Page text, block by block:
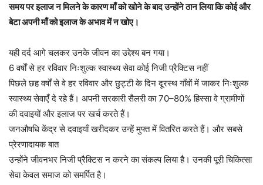
समय पर इलाज न मिलने के कारण माँ को खोने के बाद उन्होंने ठान लिया कि कोई और
बेटा अपनी माँ को इलाज के अभाव में न खोए।
यही दर्द आगे चलकर उनके जीवन का उद्देश्य बन गया।
6 वर्षों से हर रविवार निःशुल्क स्वास्थ्य सेवा कोई निजी प्रैक्टिस नहीं
पिछले छह वर्षों से वे हर रविवार और छुट्टी के दिन दूरस्थ गाँवों में जाकर निःशुल्क
स्वास्थ्य सेवाएँ दे रहे हैं। अपनी सरकारी सैलरी का 70–80% हिस्सा वे ग्रामीणों
की दवाइयों और इलाज पर खर्च करते हैं।
जनऔषधि केंद्र से दवाइयाँ खरीदकर उन्हें मुफ्त में वितरित करते हैं। और सबसे
प्रेरणादायक बात
उन्होंने जीवनभर निजी प्रैक्टिस न करने का संकल्प लिया है। उनकी पूरी चिकित्सा
सेवा केवल समाज को समर्पित है।